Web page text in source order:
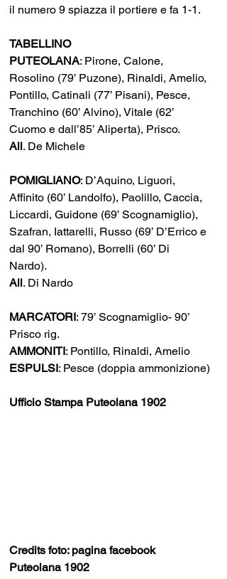
il numero 9 spiazza il portiere e fa 1-1.
TABELLINO
PUTEOLANA: Pirone, Calone,
Rosolino (79’ Puzone), Rinaldi, Amelio,
Pontillo, Catinali (77’ Pisani), Pesce,
Tranchino (60’ Alvino), Vitale (62’
Cuomo e dall’85’ Aliperta), Prisco.
All. De Michele
POMIGLIANO: D’Aquino, Liguori,
Affinito (60’ Landolfo), Paolillo, Caccia,
Liccardi, Guidone (69’ Scognamiglio),
Szafran, Iattarelli, Russo (69’ D’Errico e
dal 90’ Romano), Borrelli (60’ Di
Nardo).
All. Di Nardo
MARCATORI: 79’ Scognamiglio- 90’
Prisco rig.
AMMONITI: Pontillo, Rinaldi, Amelio
ESPULSI: Pesce (doppia ammonizione)
Ufficio Stampa Puteolana 1902
Credits foto: pagina facebook
Puteolana 1902